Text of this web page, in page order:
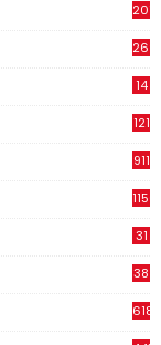
2019
269
14
121
911
1150
31
38
618